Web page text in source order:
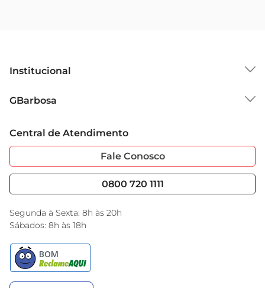
Institucional
Grupo Cencosud
Sobre Privacidade
Portal do Fornecedo
Nossas Lojas
GBarbosa
Garantia Estendida
Serviços
Black Friday
Encarte do Dia
Central de Atendimento
Fale Conosco
0800 720 1111
Segunda à Sexta: 8h às 20h
Sábados: 8h às 18h